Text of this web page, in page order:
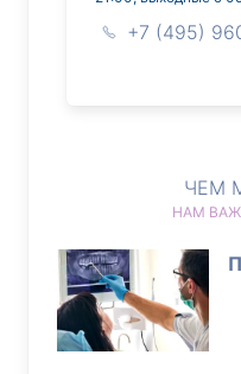
+7 (495)
ЧЕМ
НАМ